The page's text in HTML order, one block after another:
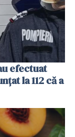
efectuat
la 112 că a